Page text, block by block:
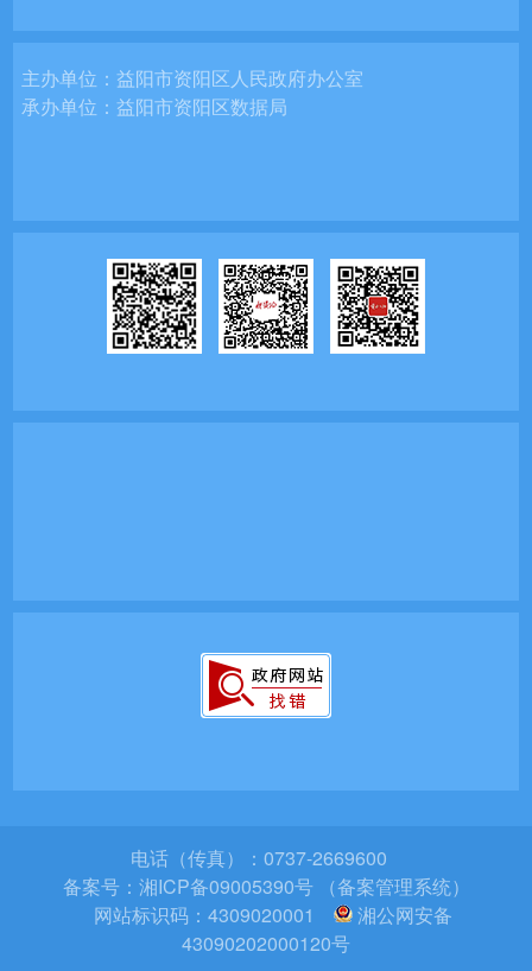
主办单位：益阳市资阳区人民政府办公室
承办单位：益阳市资阳区数据局
电话（传真）：0737-2669600
备案号： 湘ICP备09005390号 （备案管理系统）
网站标识码：4309020001
湘公网安备
43090202000120号